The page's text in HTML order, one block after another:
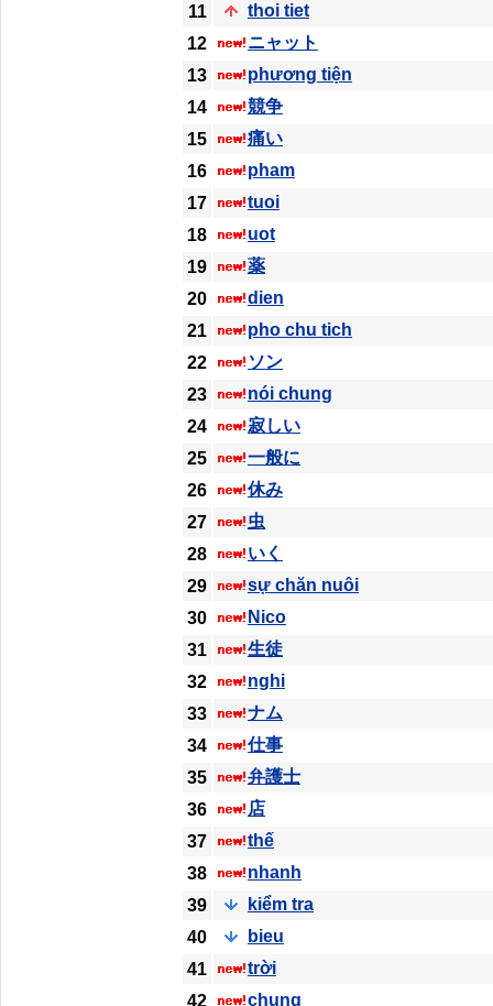
11
thoi tiet
12
ニャット
13
phương tiện
14
競争
15
痛い
16
pham
17
tuoi
18
uot
19
薬
20
dien
21
pho chu tich
22
ソン
23
nói chung
24
寂しい
25
一般に
26
休み
27
虫
28
いく
29
sự chăn nuôi
30
Nico
31
生徒
32
nghi
33
ナム
34
仕事
35
弁護士
36
店
37
thế
38
nhanh
39
kiểm tra
40
bieu
41
trời
42
chung